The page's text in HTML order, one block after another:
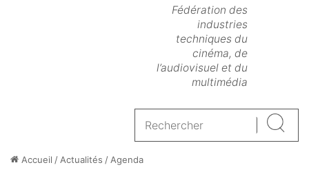
Fédération des
industries
techniques du
cinéma, de
l’audiovisuel et du
multimédia
Accueil / Actualités / Agenda